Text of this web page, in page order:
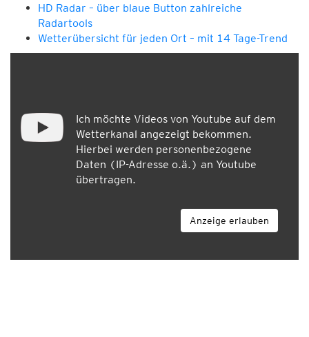
HD Radar – über blaue Button zahlreiche
Radartools
Wetterübersicht für jeden Ort – mit 14 Tage-Trend
Ich möchte Videos von Youtube auf dem
Wetterkanal angezeigt bekommen.
Hierbei werden personenbezogene
Daten (IP-Adresse o.ä.) an Youtube
übertragen.
Anzeige erlauben